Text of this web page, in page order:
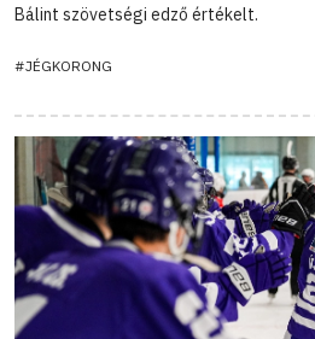
Bálint szövetségi edző értékelt.
#JÉGKORONG